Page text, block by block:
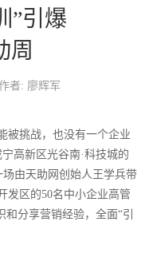
”引爆
周
者: 廖辉军
被挑战，也没有一个企业
高新区光谷南·科技城的
场由天助网创始人王学兵带
发区的50名中小企业高管
分享营销经验，全面“引